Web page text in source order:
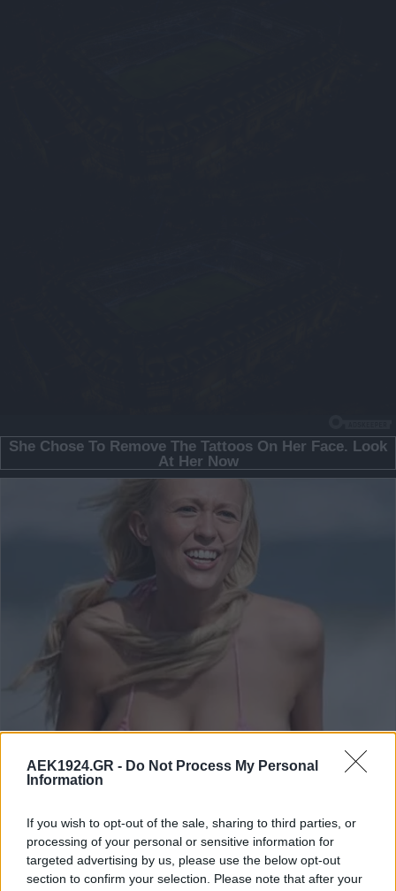
AEK1924.GR - Do Not Process My Personal
Information
If you wish to opt-out of the sale, sharing to third parties, or
processing of your personal or sensitive information for
targeted advertising by us, please use the below opt-out
section to confirm your selection. Please note that after your